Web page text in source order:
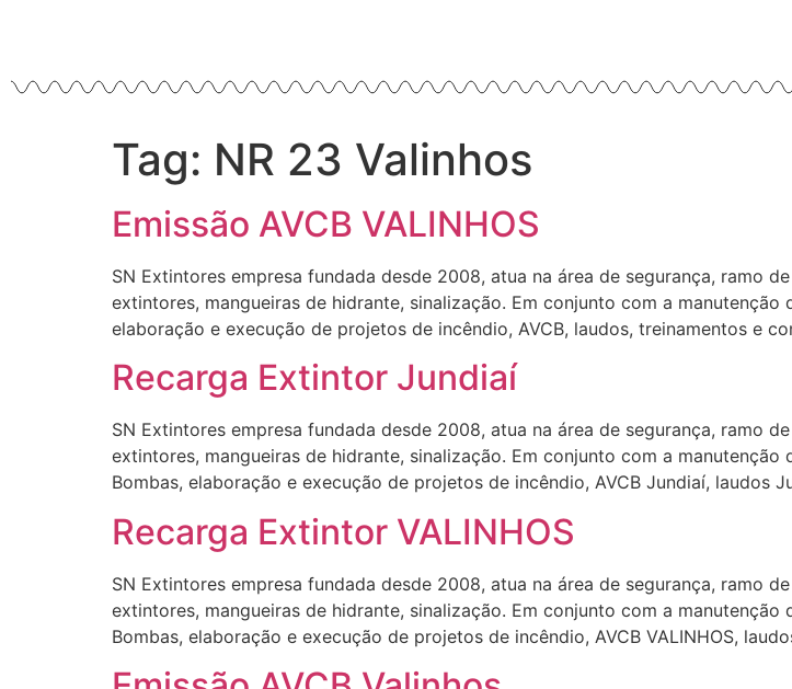
Tag: NR 23 Valinhos
Emissão AVCB VALINHOS
SN Extintores empresa fundada desde 2008, atua na área de segurança, ramo
extintores, mangueiras de hidrante, sinalização. Em conjunto com a manutenção
elaboração e execução de projetos de incêndio, AVCB, laudos, treinamentos e
Recarga Extintor Jundiaí
SN Extintores empresa fundada desde 2008, atua na área de segurança, ramo
extintores, mangueiras de hidrante, sinalização. Em conjunto com a
Bombas, elaboração e execução de projetos de incêndio, AVCB Jundiaí, laudos
Recarga Extintor VALINHOS
SN Extintores empresa fundada desde 2008, atua na área de segurança, ramo
extintores, mangueiras de hidrante, sinalização. Em conjunto com a manutenção
Bombas, elaboração e execução de projetos de incêndio, AVCB VALINHOS,